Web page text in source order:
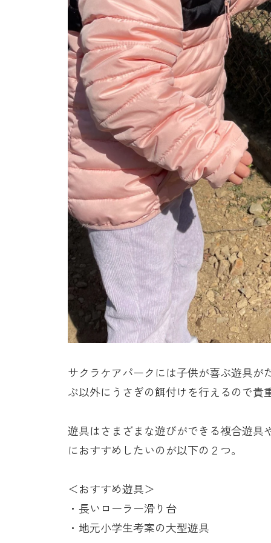
サクラケアパークには子供が喜ぶ遊具
ぶ以外にうさぎの餌付けを行えるので貴
遊具はさまざまな遊びができる複合遊
におすすめしたいのが以下の２つ。
＜おすすめ遊具＞
・長いローラー滑り台
・地元小学生考案の大型遊具